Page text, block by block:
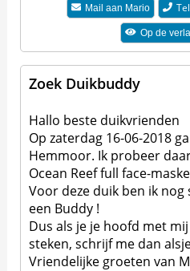
Mail aan Mario
Op de
Zoek Duikbuddy
Hallo beste duikvrienden
Op zaterdag 16-06-2018
Hemmoor. Ik probeer
Ocean Reef full face-
Voor deze duik ben ik nog
een Buddy !
Dus als je je hoofd met
steken, schrijf me dan
Vriendelijke groeten van